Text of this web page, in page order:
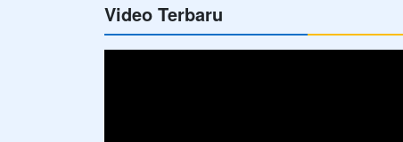
Video Terbaru